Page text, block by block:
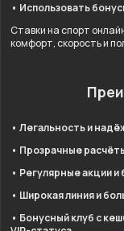
• Использовать
Ставки на спорт
комфорт, скорость и
• Легальность и
• Прозрачные
• Регулярные акции и
• Широкая линия и
• Бонусный клуб с